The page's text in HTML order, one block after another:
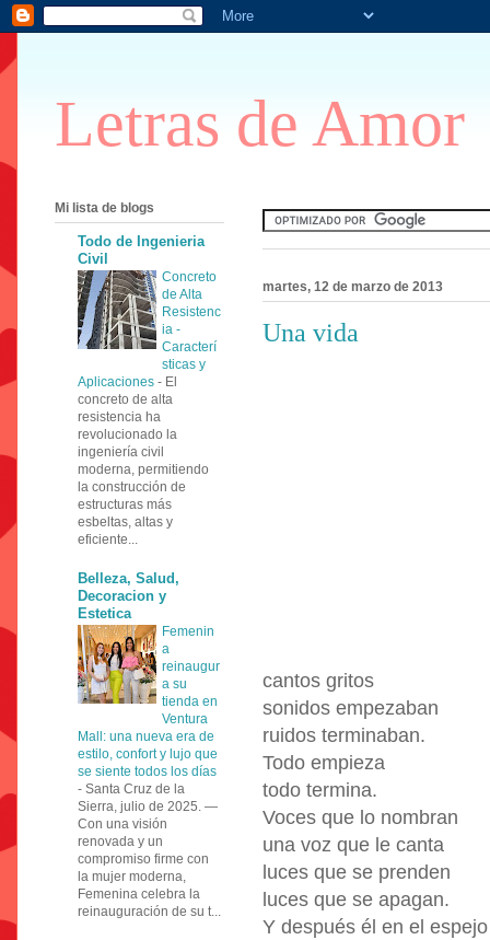
Letras de Amor
martes, 12 de marzo de 2013
Una vida
cantos gritos
sonidos empezaban
ruidos terminaban.
Todo empieza
todo termina.
Voces que lo nombran
una voz que le canta
luces que se prenden
luces que se apagan.
Y después él en el espejo
Mi lista de blogs
Todo de Ingenieria
Civil
Concreto
de Alta
Resistenc
ia -
Caracterí
sticas y
Aplicaciones - El
concreto de alta
resistencia ha
revolucionado la
ingeniería civil
moderna, permitiendo
la construcción de
estructuras más
esbeltas, altas y
eficiente...
Belleza, Salud,
Decoracion y
Estetica
Femenin
a
reinaugur
a su
tienda en
Ventura
Mall: una nueva era de
estilo, confort y lujo que
se siente todos los días
- Santa Cruz de la
Sierra, julio de 2025. —
Con una visión
renovada y un
compromiso firme con
la mujer moderna,
Femenina celebra la
reinauguración de su t...